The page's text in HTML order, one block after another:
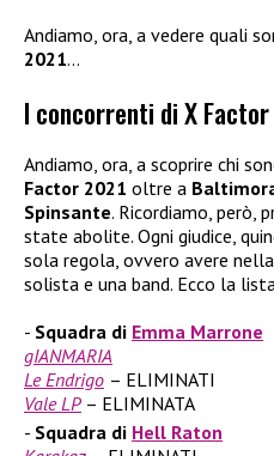
Andiamo, ora, a vedere quali
2021…
I concorrenti di X
Andiamo, ora, a scoprire chi
Factor 2021 oltre a
Spinsante. Ricordiamo, però,
state abolite. Ogni giudice,
sola regola, ovvero avere
solista e una band. Ecco la
Squadra di Emma Marrone
gIANMARIA
Le Endrigo – ELIMINATI
Vale LP – ELIMINATA
Squadra di Hell Raton